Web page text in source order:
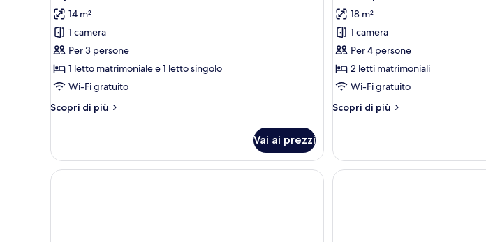
le
foto
per
Tripla
Classic
14 m²
1 camera
Per 3 persone
1 letto matrimoniale e 1 letto singolo
Wi-Fi gratuito
Scopri di più
Altri
Classic
Vai ai prezzi
le
foto
per
Quadrupla
Classic
18 m²
1 camera
Per 4 persone
2 letti matrimoniali
Wi-Fi gratuito
Scopri di più
Altri
Classic